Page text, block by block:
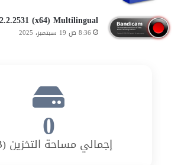
(x64) Multilingual
8:36 ص 19 سبتمبر، 2025
0
إجمالي مساحة التخزين (TB)